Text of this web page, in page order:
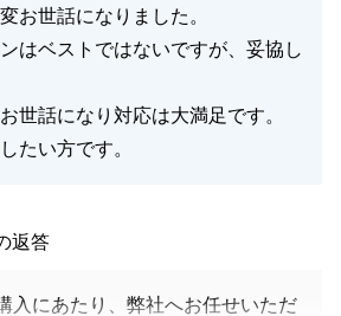
お世話になりました。
はベストではないですが、妥協し
世話になり対応は大満足です。
たい方です。
返答
入にあたり、弊社へお任せいただ